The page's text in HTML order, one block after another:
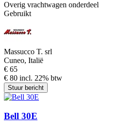
Overig vrachtwagen onderdeel
Gebruikt
Massucco T. srl
Cuneo, Italië
€ 65
€ 80 incl. 22% btw
Stuur bericht
Bell 30E